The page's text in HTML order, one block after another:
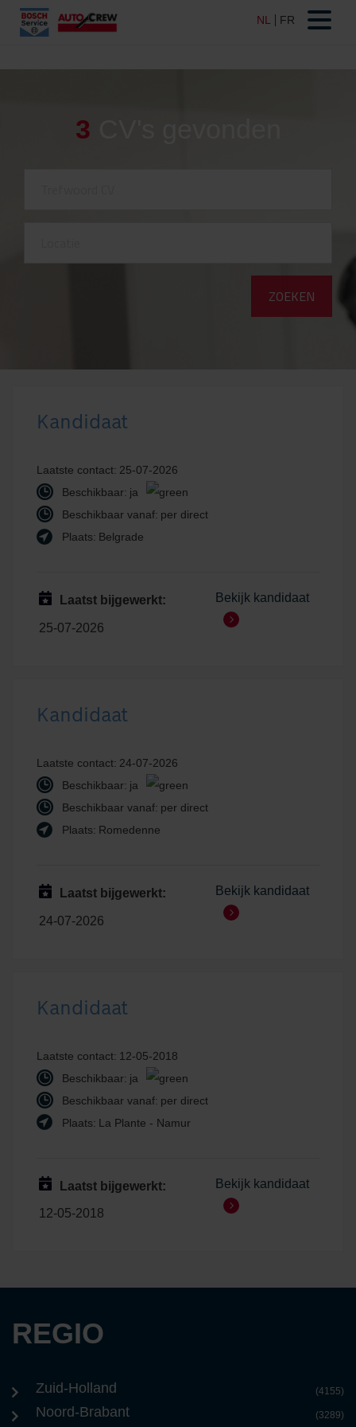
3
Kandidaat
Laatste contact: 25-07-2026
Beschikbaar: ja
Beschikbaar vanaf: per direct
Plaats: Belgrade
Laatst bijgewerkt:
25-07-2026
Bekijk kandidaat
Kandidaat
Laatste contact: 24-07-2026
Beschikbaar: ja
Beschikbaar vanaf: per direct
Plaats: Romedenne
Laatst bijgewerkt:
24-07-2026
Bekijk kandidaat
Kandidaat
Laatste contact: 12-05-2018
Beschikbaar: ja
Beschikbaar vanaf: per direct
Plaats: La Plante - Namur
Laatst bijgewerkt:
12-05-2018
Bekijk kandidaat
REGIO
Zuid-Holland (4155)
Noord-Brabant (3289)